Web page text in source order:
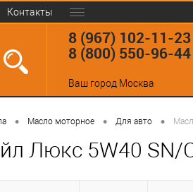
Контакты
8 (967) 102-11-23
8 (800) 550-96-44
Ваш город Москва
• Масло моторное • Для авто •
Люкс 5W40 SN/